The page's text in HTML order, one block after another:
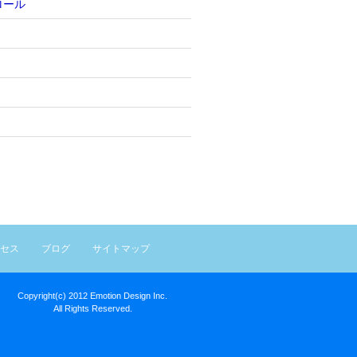
ール
ス ブログ サイトマップ
Copyright(c) 2012 Emotion Design Inc.
All Rights Reserved.